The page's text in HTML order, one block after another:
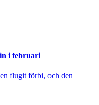
i februari
flugit förbi, och den